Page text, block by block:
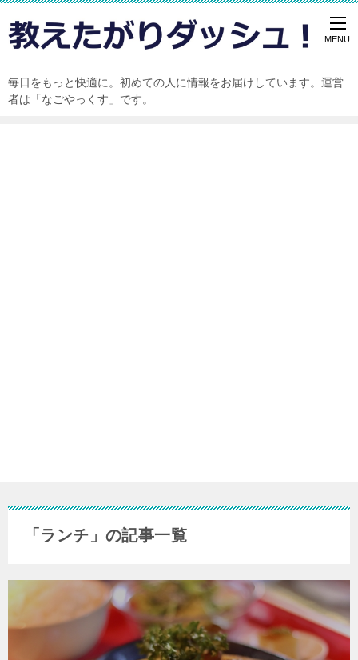
毎日をもっと快適に。初めての人に情報をお届けしています。運営
者は「なごやっくす」です。
「ランチ」の記事一覧